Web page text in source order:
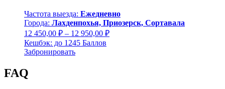
Частота выезда: Ежедневно
Города: Лахденпохья, Приозерск, Сортавала
12 450,00 ₽ – 12 950,00 ₽Диапазон
Кешбэк: до 1245 Баллов
Забронировать
FAQ